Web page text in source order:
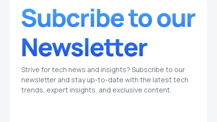
Strive for tech news and insights? Subscribe to our
newsletter and stay up-to-date with the latest tech
trends, expert insights, and exclusive content.